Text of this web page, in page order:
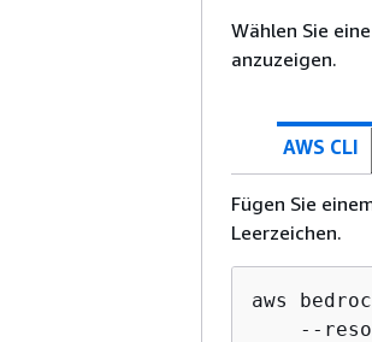
Wählen Sie
anzuzeigen.
AWS CLI
Fügen Sie
Leerzeichen.
aws
--